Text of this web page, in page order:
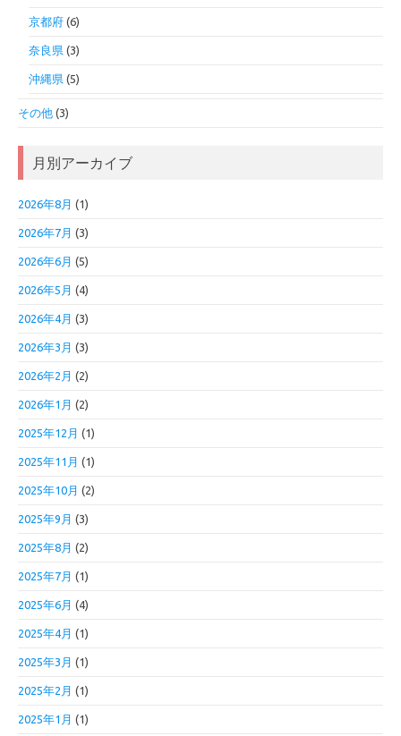
京都府 (6)
奈良県 (3)
沖縄県 (5)
その他 (3)
月別アーカイブ
2026年8月 (1)
2026年7月 (3)
2026年6月 (5)
2026年5月 (4)
2026年4月 (3)
2026年3月 (3)
2026年2月 (2)
2026年1月 (2)
2025年12月 (1)
2025年11月 (1)
2025年10月 (2)
2025年9月 (3)
2025年8月 (2)
2025年7月 (1)
2025年6月 (4)
2025年4月 (1)
2025年3月 (1)
2025年2月 (1)
2025年1月 (1)